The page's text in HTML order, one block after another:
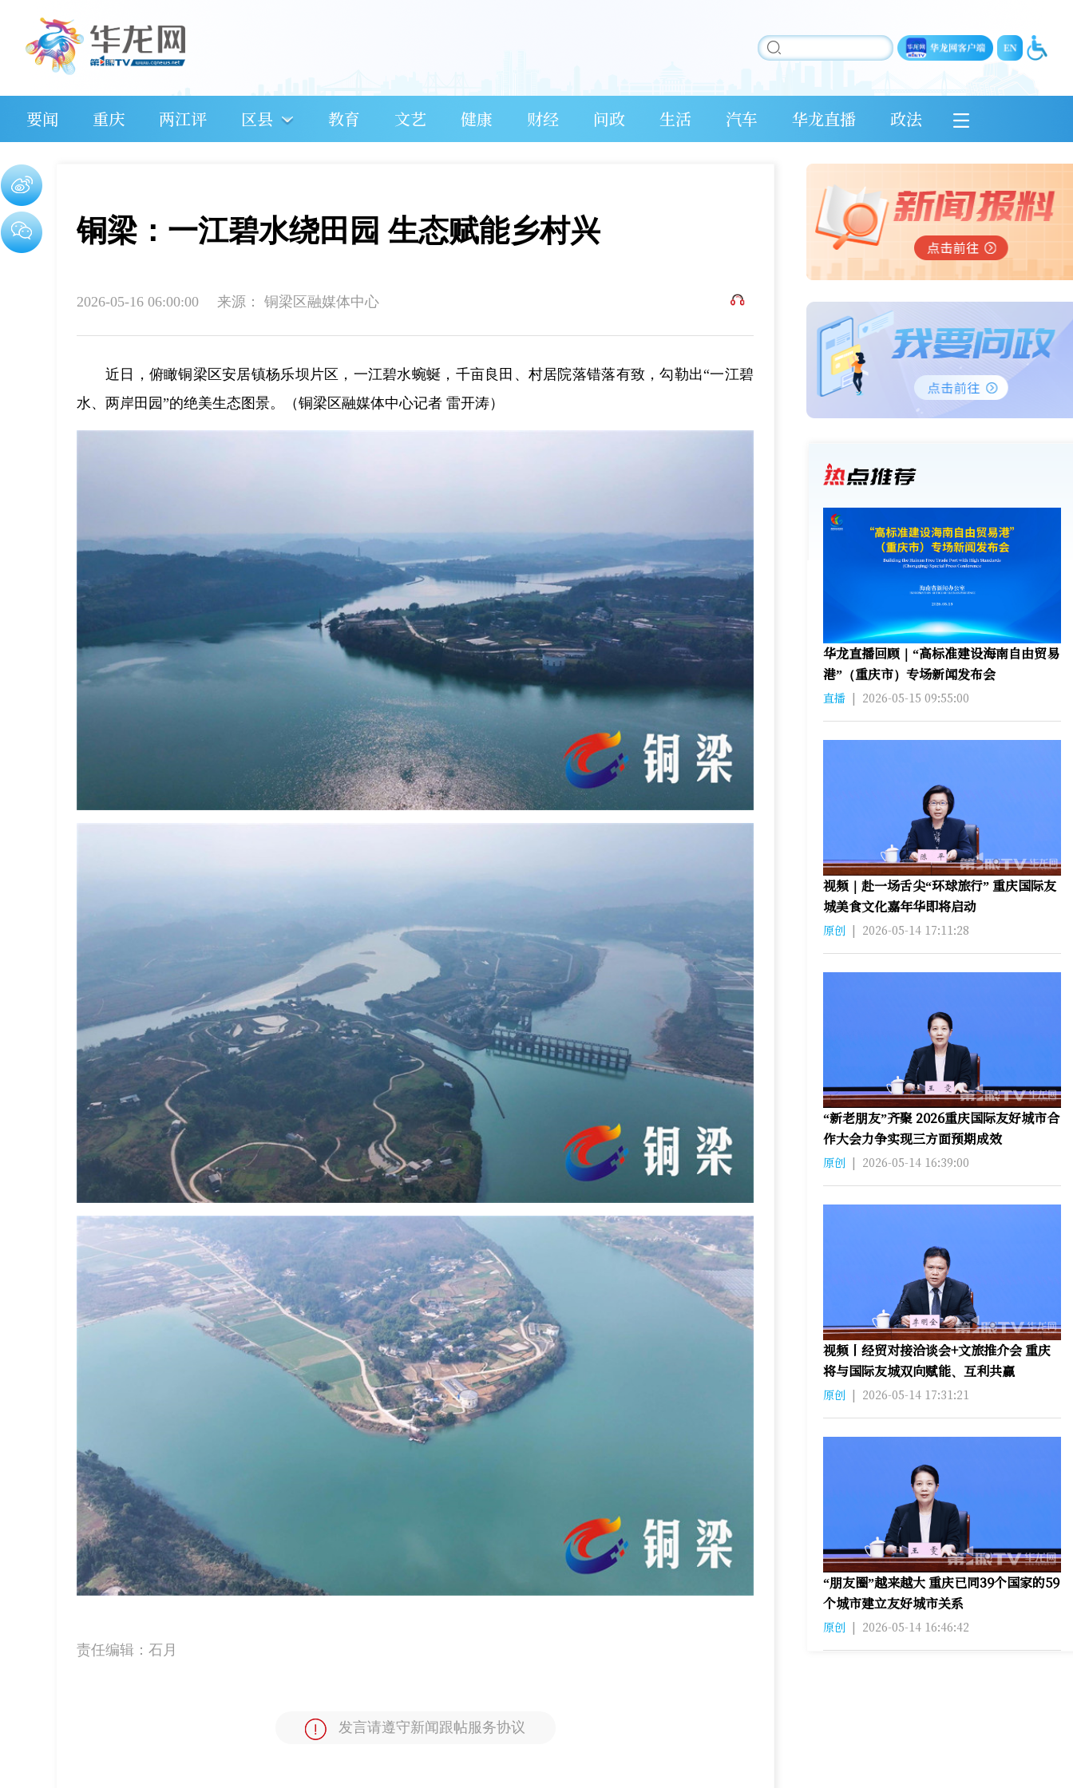
要闻 重庆 两江评 区县 教育 文艺 健康 财经 问政 生活 汽车 华龙直播 政法
铜梁：一江碧水绕田园 生态赋能乡村兴
2026-05-16 06:00:00 来源： 铜梁区融媒体中心
近日，俯瞰铜梁区安居镇杨乐坝片区，一江碧水蜿蜒，千亩良田、村居院落错落有致，勾勒出“一江碧
水、两岸田园”的绝美生态图景。（铜梁区融媒体中心记者 雷开涛）
责任编辑： 石月
发言请遵守新闻跟帖服务协议
华龙直播回顾｜“高标准建设海南自由贸易
港”（重庆市）专场新闻发布会
直播 | 2026-05-15 09:55:00
视频｜赴一场舌尖“环球旅行” 重庆国际友
城美食文化嘉年华即将启动
原创 | 2026-05-14 17:11:28
“新老朋友”齐聚 2026重庆国际友好城市合
作大会力争实现三方面预期成效
原创 | 2026-05-14 16:39:00
视频丨经贸对接洽谈会+文旅推介会 重庆
将与国际友城双向赋能、互利共赢
原创 | 2026-05-14 17:31:21
“朋友圈”越来越大 重庆已同39个国家的59
个城市建立友好城市关系
原创 | 2026-05-14 16:46:42